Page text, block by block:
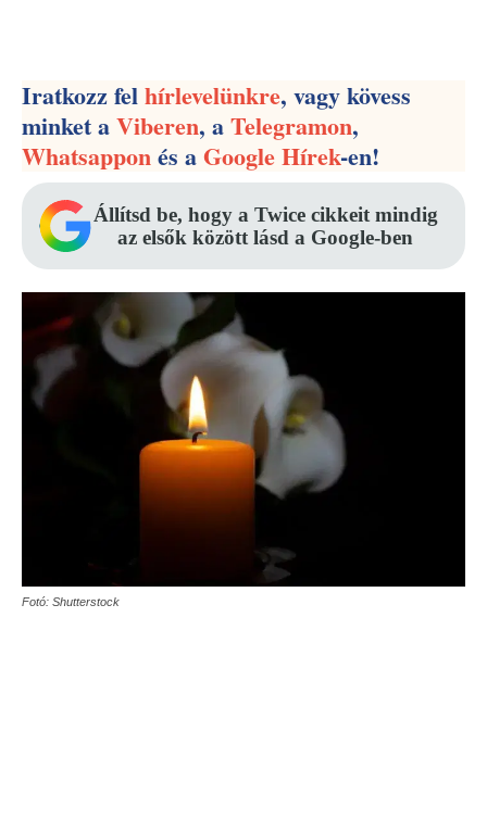
Iratkozz felhírlevelünkre, vagy kövess
minket aViberen, aTelegramon,
Whatsapponés aGoogle Hírek-en!
Állítsd be, hogy a Twice cikkeit mindig
az elsők között lásd a Google-ben
Fotó: Shutterstock